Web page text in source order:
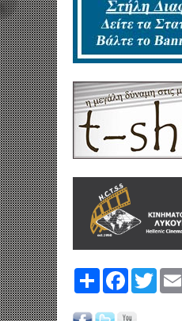
Share FacebookTwitter